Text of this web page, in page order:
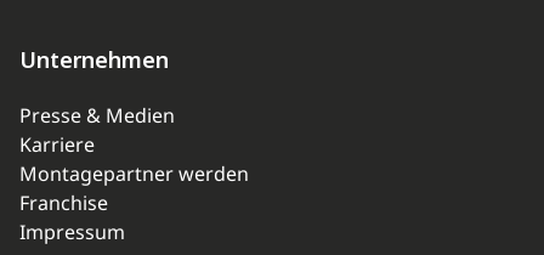
Unternehmen
Presse & Medien
Karriere
Montagepartner werden
Franchise
Impressum